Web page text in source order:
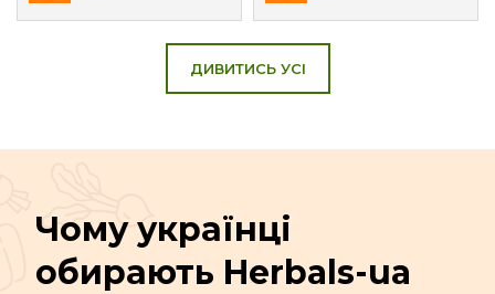
ДИВИТИСЬ УСІ
Чому українці
обирають Herbals-ua